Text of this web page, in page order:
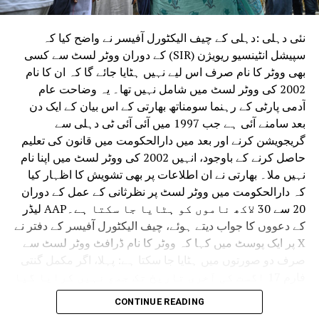
نئی دہلی :دہلی کے چیف الیکٹورل آفیسر نے واضح کیا کہ
سپیشل انٹینسیو ریویژن (SIR) کے دوران ووٹر لسٹ سے کسی
بھی ووٹر کا نام صرف اس لیے نہیں ہٹایا جائے گا کہ ان کا نام
2002 کی ووٹر لسٹ میں شامل نہیں تھا۔ یہ وضاحت عام
آدمی پارٹی کے رہنما سومناتھ بھارتی کے اس بیان کے ایک دن
بعد سامنے آئی ہے جب 1997 میں آئی آئی ٹی دہلی سے
گریجویشن کرنے اور بعد میں دارالحکومت میں قانون کی تعلیم
حاصل کرنے کے باوجود، انہیں 2002 کی ووٹر لسٹ میں اپنا نام
نہیں ملا۔ بھارتی نے ان اطلاعات پر بھی تشویش کا اظہار کیا
کہ دارالحکومت میں ووٹر لسٹ پر نظرثانی کے عمل کے دوران
20 سے 30 لاکھ ناموں کو ہٹایا جا سکتا ہے۔AAP لیڈر
کے دعووں کا جواب دیتے ہوئے، چیف الیکٹورل آفیسر کے دفتر نے
X پر ایک پوسٹ میں کہا کہ ووٹر کا نام ڈرافٹ ووٹر لسٹ سے
ہے۔ دوسرا، اگر کوئی شخص بطور ووٹر رجسٹر کرنے
کے لیے نااہل پایا جاتا ہے۔
CONTINUE READING